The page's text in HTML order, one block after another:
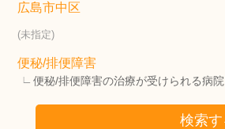
広島市中区
(未指定)
便秘/排便障害
便秘/排便障害の治療が受けられる病院
検索す